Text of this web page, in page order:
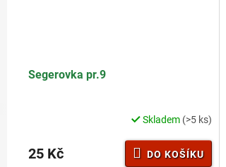
Segerovka pr.9
Skladem (>5 ks)
25 Kč DO KOŠÍKU